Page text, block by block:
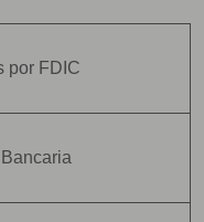
por FDIC